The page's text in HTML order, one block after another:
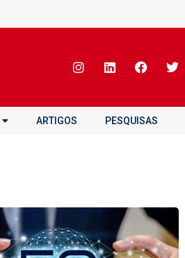
ARTIGOS PESQUISAS